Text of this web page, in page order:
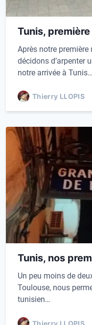
Tunis,
Après notre
décidons d’arpenter
notre arrivée à Tunis…
Thierry LLOPIS
Tunis, nos
Un peu moins de
Toulouse, nous
tunisien…
Thierry LLOPIS